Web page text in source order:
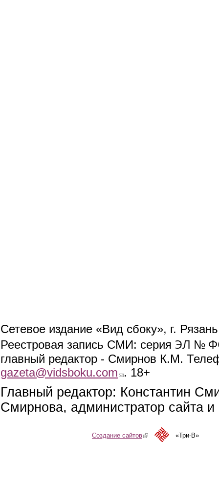
Сетевое издание «Вид сбоку», г.
Реестровая запись СМИ: серия ЭЛ №
главный редактор - Смирнов К.М.
gazeta@vidsboku.com (link sends e-mail)
. 18+
Главный редактор: Константин
Смирнова, администратор сайта
Создание сайтов(link is external)«Три-В»